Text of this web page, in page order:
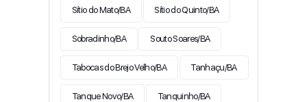
Sítio do Mato/BA Sítio do Quinto/BA
Sobradinho/BA Souto Soares/BA
Tabocas do Brejo Velho/BA Tanhaçu/BA
Tanque Novo/BA Tanquinho/BA